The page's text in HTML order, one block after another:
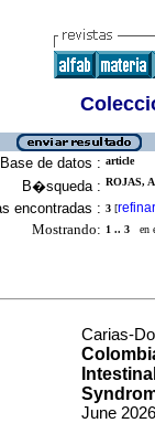
Base de datos : article
B�squeda : ROJAS,
encontradas : 3 [refinar
Mostrando: 1 .. 3 en
Carias-
June